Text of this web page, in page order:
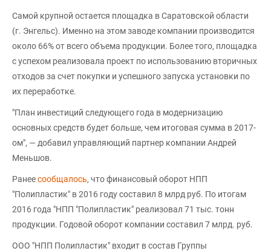
Самой крупной остается площадка в Саратовской области
(г. Энгельс). Именно на этом заводе компании производится
около 66% от всего объема продукции. Более того, площадка
с успехом реализовала проект по использованию вторичных
отходов за счет покупки и успешного запуска установки по
их переработке.
"План инвестиций следующего года в модернизацию
основных средств будет больше, чем итоговая сумма в 2017-
ом", — добавил управляющий партнер компании Андрей
Меньшов.
Ранеесообщалось, что финансовый оборот НПП
"Полипластик" в 2016 году составил 8 млрд руб. По итогам
2016 года "НПП "Полипластик" реализовал 71 тыс. тонн
продукции. Годовой оборот компании составил 7 млрд. руб.
ООО "НПП Полипластик" входит в состав Группы